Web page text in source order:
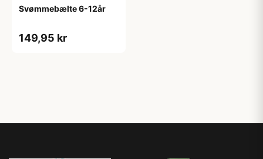
Svømmebælte 6-12år
149,95 kr